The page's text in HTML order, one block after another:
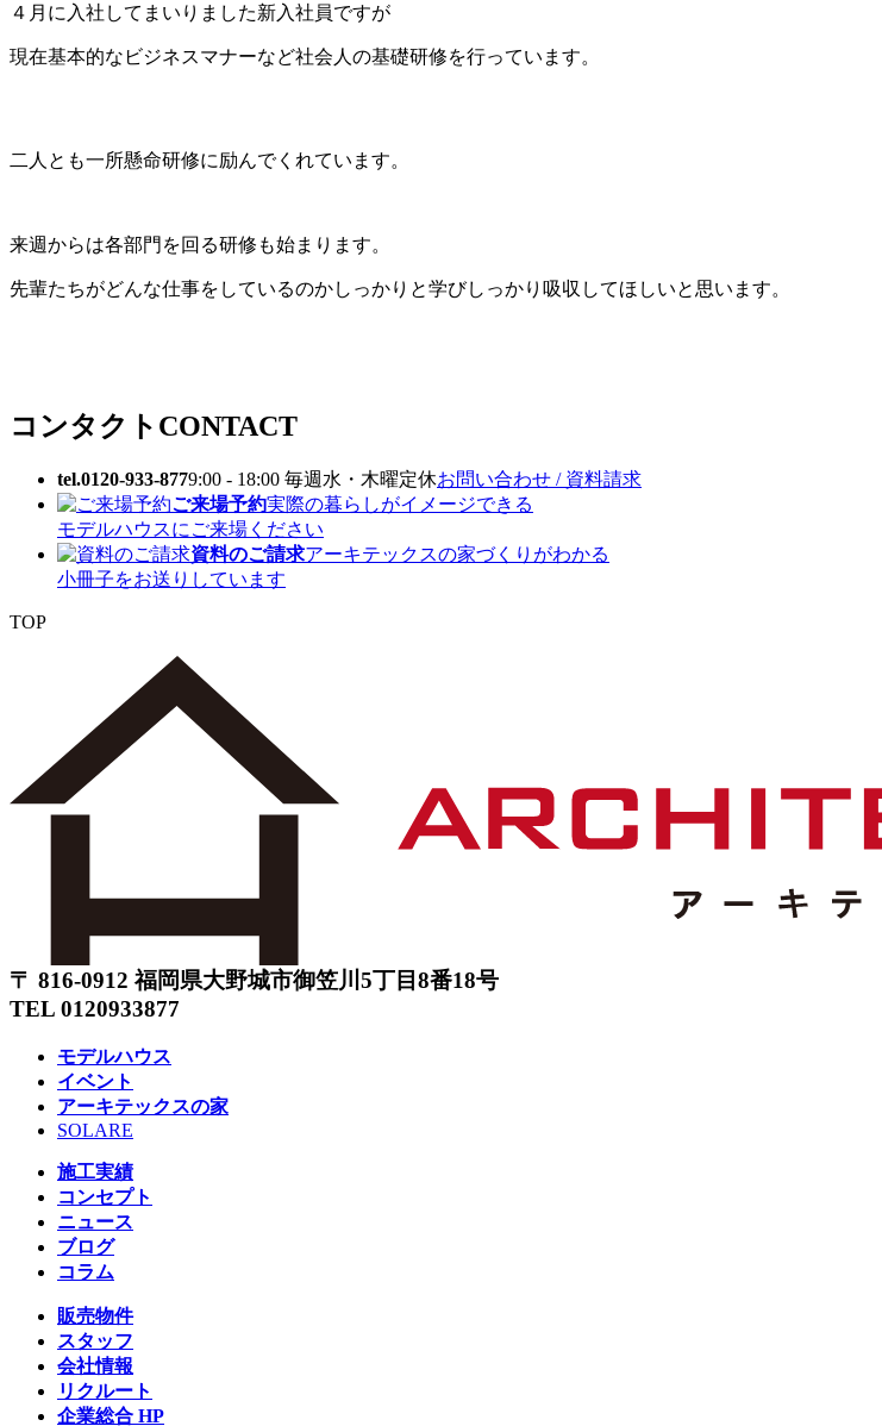
４月に入社してまいりました新入社員ですが
現在基本的なビジネスマナーなど社会人の基礎研修を行っています。
二人とも一所懸命研修に励んでくれています。
来週からは各部門を回る研修も始まります。
先輩たちがどんな仕事をしているのかしっかりと学びしっかり吸収してほしいと思います。
コンタクト CONTACT
tel.0120-933-8779:00 - 18:00 毎週水・木曜定休お問い合わせ / 資料請求
ご来場予約実際の暮らしがイメージできる
モデルハウスにご来場ください
資料のご請求アーキテックスの家づくりがわかる
小冊子をお送りしています
TOP
〒 816-0912 福岡県大野城市御笠川5丁目8番18号
TEL 0120933877
モデルハウス
イベント
アーキテックスの家
SOLARE
施工実績
コンセプト
ニュース
ブログ
コラム
販売物件
スタッフ
会社情報
リクルート
企業総合 HP